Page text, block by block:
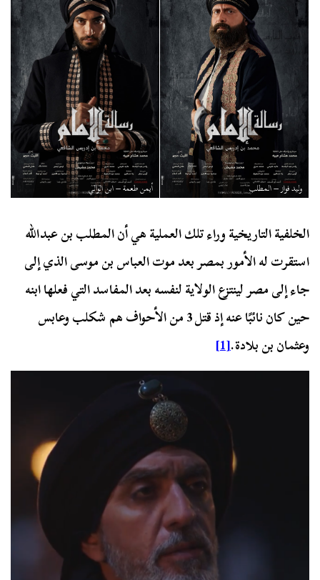
وليد فواز – المطلب أيمن طعمة – ابن الوالي
الخلفية التاريخية وراء تلك العملية هي أن المطلب بن عبدالله
استقرت له الأمور بمصر بعد موت العباس بن موسى الذي إلى
جاء إلى مصر لينتزع الولاية لنفسه بعد المفاسد التي فعلها ابنه
حين كان نائبًا عنه إذ قتل 3 من الأحواف هم شكلب وعابس
وعثمان بن بلادة.[1]